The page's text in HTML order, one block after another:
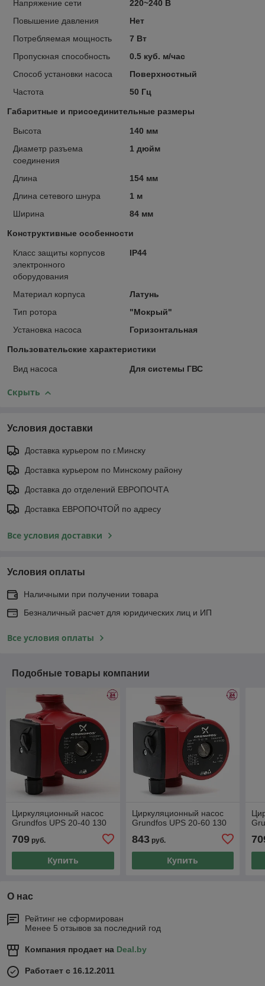
Напряжение сети
220~240 В
Повышение давления
Нет
Потребляемая мощность
7 Вт
Пропускная способность
0.5 куб. м/час
Способ установки насоса
Поверхностный
Частота
50 Гц
Габаритные и присоединительные размеры
Высота
140 мм
Диаметр разъема
соединения
1 дюйм
Длина
154 мм
Длина сетевого шнура
1 м
Ширина
84 мм
Конструктивные особенности
Класс защиты корпусов
электронного
оборудования
IP44
Материал корпуса
Латунь
Тип ротора
"Мокрый"
Установка насоса
Горизонтальная
Пользовательские характеристики
Вид насоса Для системы ГВС
Скрыть
Условия доставки
Доставка курьером по г.Минску
Доставка курьером по Минскому району
Доставка до отделений ЕВРОПОЧТА
Доставка ЕВРОПОЧТОЙ по адресу
Все условия доставки
Условия оплаты
Наличными при получении товара
Безналичный расчет для юридических лиц и ИП
Все условия оплаты
Подобные товары компании
Циркуляционный насос
Grundfos UPS 20-40 130
709 руб.
Купить
Циркуляционный насос
Grundfos UPS 20-60 130
843руб.
Купить
О нас
Рейтинг не сформирован
Менее 5 отзывов за последний год
Компания продает на Deal.by
Работает с 16.12.2011